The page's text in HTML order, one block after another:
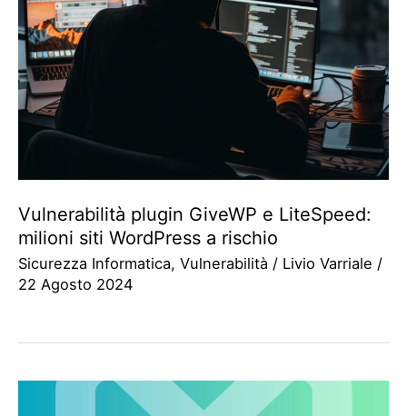
Vulnerabilità plugin GiveWP e LiteSpeed:
milioni siti WordPress a rischio
Sicurezza Informatica, Vulnerabilità / Livio Varriale /
22 Agosto 2024